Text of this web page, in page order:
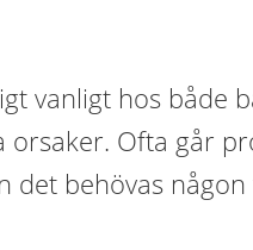
vanligt hos både
orsaker. Ofta går
det behövas